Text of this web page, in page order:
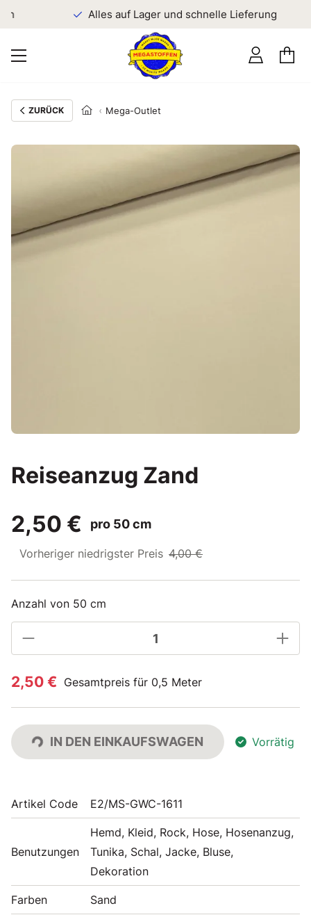
Alles auf Lager und schnelle Lieferung
ZURÜCK Mega-Outlet
Reiseanzug Zand
2,50 €
pro 50 cm
Vorheriger niedrigster Preis 4,00 €
Anzahl von 50 cm
2,50 € Gesamtpreis für 0,5 Meter
IN DEN EINKAUFSWAGEN Vorrätig
Artikel Code E2/MS-GWC-1611
Benutzungen
Hemd, Kleid, Rock, Hose, Hosenanzug,
Tunika, Schal, Jacke, Bluse,
Dekoration
Farben Sand